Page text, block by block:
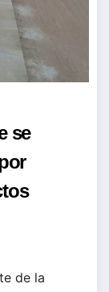
se
de la